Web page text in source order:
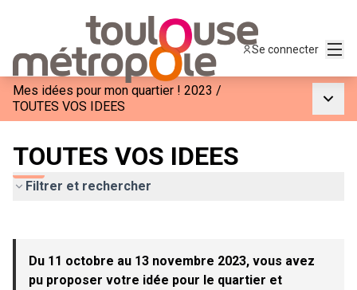
Se connecter
Mes idées pour mon quartier ! 2023 /
TOUTES VOS IDEES
TOUTES VOS IDEES
Filtrer et rechercher
−
Du 11 octobre au 13 novembre 2023, vous avez
pu proposer votre idée pour le quartier et